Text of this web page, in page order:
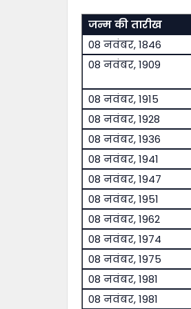
जन्म की तारीख
08 नवंबर, 1846
08 नवंबर, 1909
08 नवंबर, 1915
08 नवंबर, 1928
08 नवंबर, 1936
08 नवंबर, 1941
08 नवंबर, 1947
08 नवंबर, 1951
08 नवंबर, 1962
08 नवंबर, 1974
08 नवंबर, 1975
08 नवंबर, 1981
08 नवंबर, 1981